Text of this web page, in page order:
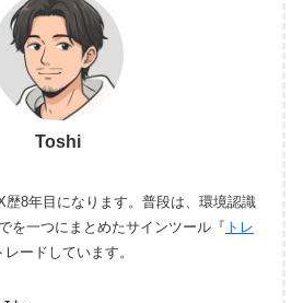
Toshi
歴8年目になります。普段は、環境認識
を一つにまとめたサインツール『 トレ
ードしています。